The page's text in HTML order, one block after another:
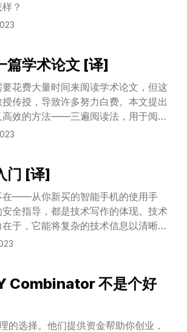
？
篇学术论文 [译]
花费大量时间来阅读学术论文，但这
传授，导致许多努力白费。本文提出
高效的方法——三遍阅读法，用于阅读
了如何利用这种方法进行文献调研。
门 [译]
在——从你新买的智能手机的使用手
全指导，都是技术写作的体现。技术
于，它能将复杂的技术信息以清晰、
来。
Combinator 不是个好
的选择。他们提供资金帮助你创业，